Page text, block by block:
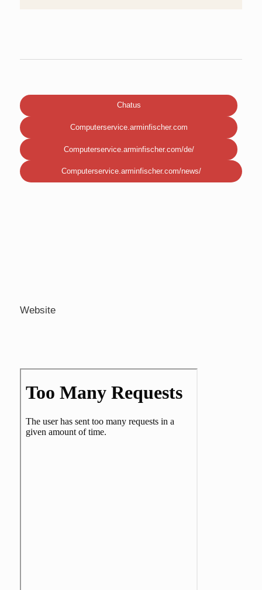
Chatus
Computerservice.arminfischer.com
Computerservice.arminfischer.com/de/
Computerservice.arminfischer.com/news/
Website